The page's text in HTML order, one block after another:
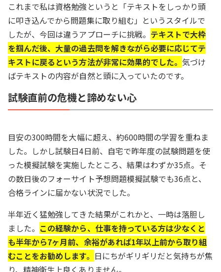
これまで私は資格勉強というと「テキストをしっかり頭
に叩き込んでから問題集に取り組む」というスタイルで
したが、今回は違うアプローチに挑戦。 テキストで大枠
を掴んだ後、大量の過去問を解きながら必要に応じてテ
キストに戻るという方法が非常に効果的でした。気づけ
ばテキストの内容が自然と頭に入っていたのです。
試験直前の危機と諦めない心
目安の300時間を大幅に超え、約600時間の学習を重ねま
した。しかし試験日4日前、自宅で昨年度の試験問題を使
った模擬試験を実施したところ、結果はわずか35点。そ
の数日後のフォーサイト予想問題模擬試験でも36点と、
合格ラインに届かない状況でした。
半年近く猛勉強してきた結果がこれかと、一時は落胆し
ました。 この経験から、仕事を持っている方は少なくと
も半年から7ヶ月前、余裕があれば1年以上前から取り組
むことをお勧めします。 日にちがギリギリだと気持ちが焦
り、精神衛生上良くありません。